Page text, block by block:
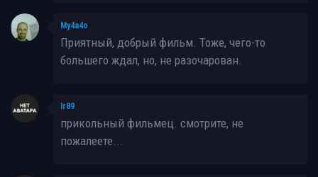
My4a4o
Приятный, добрый фильм. Тоже, чего-то
большего ждал, но, не разочарован.
Ir89
прикольный фильмец. смотрите, не
пожалеете...